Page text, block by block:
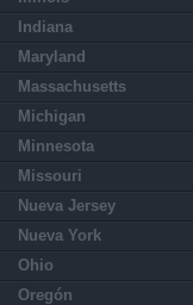
Indiana
Maryland
Massachusetts
Michigan
Minnesota
Missouri
Nueva Jersey
Nueva York
Ohio
Oregón